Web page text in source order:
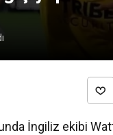
İngiliz ekibi